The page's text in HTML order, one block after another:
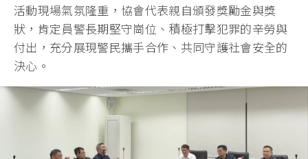
活動現場氣氛隆重，協會代表親自頒發獎勵金與獎
狀，肯定員警長期堅守崗位、積極打擊犯罪的辛勞與
付出，充分展現警民攜手合作、共同守護社會安全的
決心。